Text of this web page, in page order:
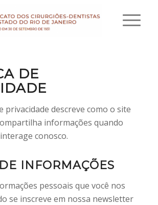
DE
privacidade descreve como o site
informações quando
conosco.
INFORMAÇÕES
pessoais que você nos
se inscreve em nossa newsletter